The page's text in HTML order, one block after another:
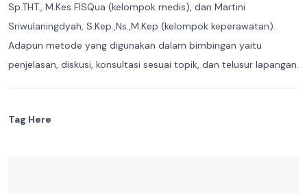
Sp.THT., M.Kes FISQua (kelompok medis), dan Martini
Sriwulaningdyah, S.Kep.,Ns.,M.Kep (kelompok keperawatan).
Adapun metode yang digunakan dalam bimbingan yaitu
penjelasan, diskusi, konsultasi sesuai topik, dan telusur lapangan.
Tag Here